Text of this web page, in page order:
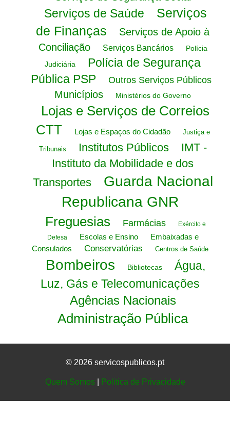
Serviços de Saúde
Serviços
de Finanças
Serviços de Apoio à
Conciliação
Serviços Bancários
Polícia
Judiciária
Polícia de Segurança
Pública PSP
Outros Serviços Públicos
Municípios Ministérios do Governo
Lojas e Serviços de Correios
CTT
Lojas e Espaços do Cidadão Justiça e
Tribunais Institutos Públicos
IMT -
Instituto da Mobilidade e dos
Transportes
Guarda Nacional
Republicana GNR
Freguesias Farmácias
Exército e
Defesa
Escolas e Ensino
Embaixadas e
Consulados
Conservatórias Centros de Saúde
Bombeiros Bibliotecas
Água,
Luz, Gás e Telecomunicações
Agências Nacionais
Administração Pública
© 2026 servicospublicos.pt
Quem Somos| Politica de Privacidade